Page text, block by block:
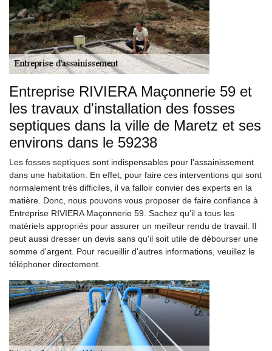
Entreprise RIVIERA Maçonnerie 59 et
les travaux d'installation des fosses
septiques dans la ville de Maretz et ses
environs dans le 59238
Les fosses septiques sont indispensables pour l'assainissement
dans une habitation. En effet, pour faire ces interventions qui sont
normalement très difficiles, il va falloir convier des experts en la
matière. Donc, nous pouvons vous proposer de faire confiance à
Entreprise RIVIERA Maçonnerie 59. Sachez qu'il a tous les
matériels appropriés pour assurer un meilleur rendu de travail. Il
peut aussi dresser un devis sans qu'il soit utile de débourser une
somme d'argent. Pour recueillir d'autres informations, veuillez le
téléphoner directement.